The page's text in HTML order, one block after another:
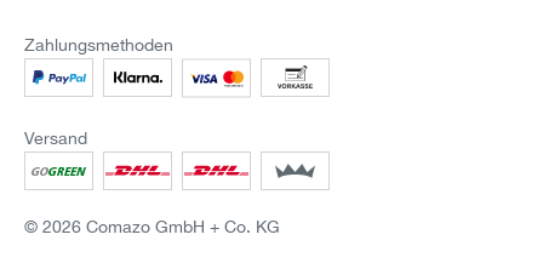
Zahlungsmethoden
Versand
© 2026 Comazo GmbH + Co. KG